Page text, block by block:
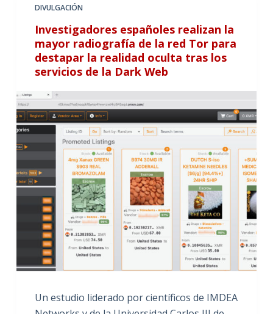
DIVULGACIÓN
Investigadores españoles realizan la
mayor radiografía de la red Tor para
destapar la realidad oculta tras los
servicios de la Dark Web
Un estudio liderado por científicos de IMDEA